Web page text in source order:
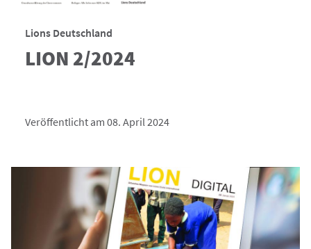
Lions Deutschland
LION 2/2024
Veröffentlicht am 08. April 2024